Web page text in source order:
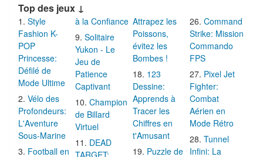
Top des jeux ↓
Style
Fashion K-
POP
Princesse:
Défilé de
Mode Ultime
Vélo des
Profondeurs:
L'Aventure
Sous-Marine
Football en
à la Confiance
Solitaire
Yukon - Le
Jeu de
Patience
Captivant
Champion
de Billard
Virtuel
DEAD
TARGET:
Attrapez les
Poissons,
évitez les
Bombes !
123
Dessine:
Apprends à
Tracer les
Chiffres en
t'Amusant
Puzzle de
Command
Strike: Mission
Commando
FPS
Pixel Jet
Fighter:
Combat
Aérien en
Mode Rétro
Tunnel
Infini: La